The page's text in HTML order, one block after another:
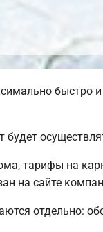
быстро
будет
тарифы на
на сайте
отдельно: